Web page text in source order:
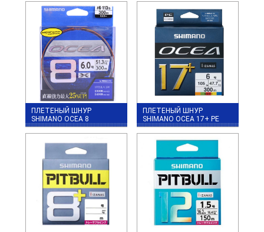
ПЛЕТЕНЫЙ ШНУР
SHIMANO OCEA 8
ПЛЕТЕНЫЙ ШНУР
SHIMANO OCEA 17+ PE